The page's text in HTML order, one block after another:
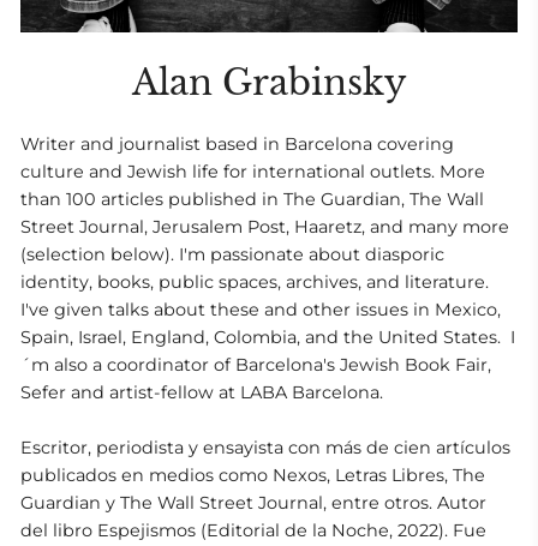
Alan Grabinsky
Writer and journalist based in Barcelona covering
culture and Jewish life for international outlets. More
than 100 articles published in The Guardian, The Wall
Street Journal, Jerusalem Post, Haaretz, and many more
(selection below). I'm passionate about diasporic
identity, books, public spaces, archives, and literature.
I've given talks about these and other issues in Mexico,
Spain, Israel, England, Colombia, and the United States. I
´m also a coordinator of Barcelona's Jewish Book Fair,
Sefer and artist-fellow at LABA Barcelona.
Escritor, periodista y ensayista con más de cien artículos
publicados en medios como Nexos, Letras Libres, The
Guardian y The Wall Street Journal, entre otros. Autor
del libro Espejismos (Editorial de la Noche, 2022). Fue